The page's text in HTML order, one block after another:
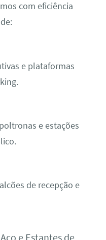
com eficiência
e plataformas
e estações
de recepção e
e Estantes de